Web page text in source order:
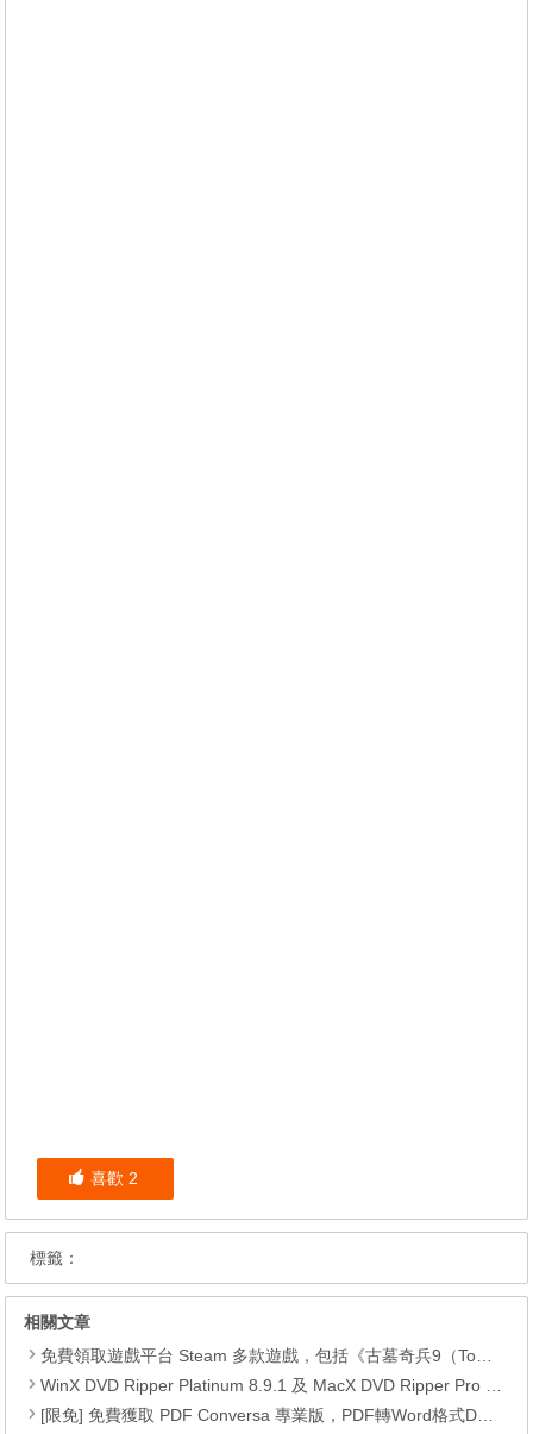
喜歡 2
標籤：
相關文章
免費領取遊戲平台 Steam 多款遊戲，包括《古墓奇兵9（Tomb Raider）》、《古墓奇兵：歐西里斯神殿 LARA CROFT AND THE TEMPLE OF OSIRIS™》、《Deiland》、《Headsnatchers》、《Drawful 2》和《GOAT OF DUTY》。
WinX DVD Ripper Platinum 8.9.1 及 MacX DVD Ripper Pro 6.2.1 限免活動
[限免] 免費獲取 PDF Conversa 專業版，PDF轉Word格式DOC或Word轉換成PDF